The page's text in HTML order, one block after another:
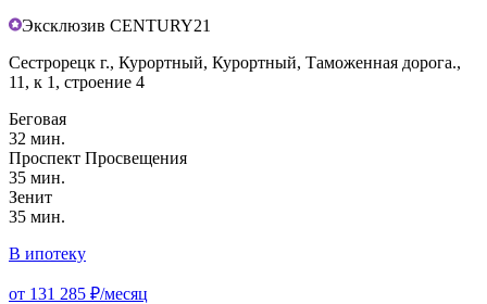
Эксклюзив CENTURY21
Сестрорецк г., Курортный, Курортный, Таможенная дорога.,
11, к 1, строение 4
Беговая
32 мин.
Проспект Просвещения
35 мин.
Зенит
35 мин.
В ипотеку
от 131 285 ₽/месяц